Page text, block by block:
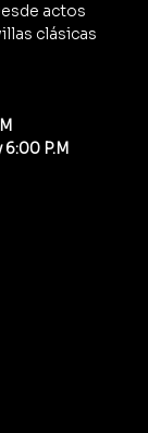
actos
clásicas
6:00 P.M